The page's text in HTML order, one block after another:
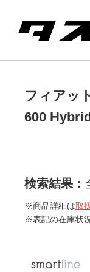
フィアッ
600
検索結果：
※商品詳細は取
※表記の在庫状